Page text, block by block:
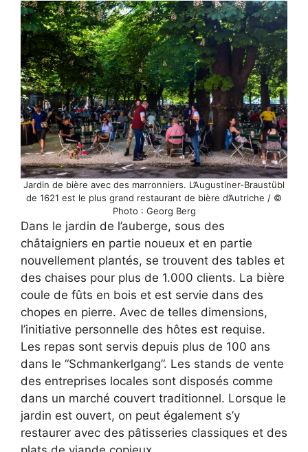
Jardin de bière avec des marronniers. L’Augustiner-Braustübl
de 1621 est le plus grand restaurant de bière d’Autriche / ©
Photo : Georg Berg
Dans le jardin de l’auberge, sous des
châtaigniers en partie noueux et en partie
nouvellement plantés, se trouvent des tables et
des chaises pour plus de 1.000 clients. La bière
coule de fûts en bois et est servie dans des
chopes en pierre. Avec de telles dimensions,
l’initiative personnelle des hôtes est requise.
Les repas sont servis depuis plus de 100 ans
dans le “Schmankerlgang”. Les stands de vente
des entreprises locales sont disposés comme
dans un marché couvert traditionnel. Lorsque le
jardin est ouvert, on peut également s’y
restaurer avec des pâtisseries classiques et des